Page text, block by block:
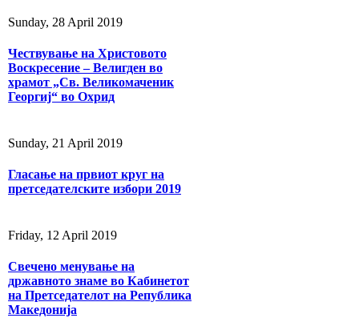
Sunday, 28 April 2019
Чествување на Христовото
Воскресение – Велигден во
храмот „Св. Великомаченик
Георгиј“ во Охрид
Sunday, 21 April 2019
Гласање на првиот круг на
претседателските избори 2019
Friday, 12 April 2019
Свечено менување на
државното знаме во Кабинетот
на Претседателот на Република
Македонија